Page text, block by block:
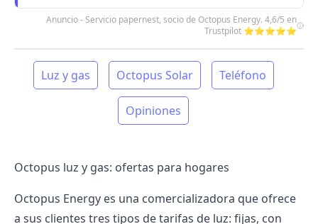
Anuncio - Servicio papernest, socio de Octopus Energy. 4,6/5 en
Trustpilot ⭐⭐⭐⭐⭐
Luz y gas Octopus Solar Teléfono
Opiniones
Octopus luz y gas: ofertas para hogares
Octopus Energy es una comercializadora que ofrece
a sus clientes tres tipos detarifas de luz: fijas, con